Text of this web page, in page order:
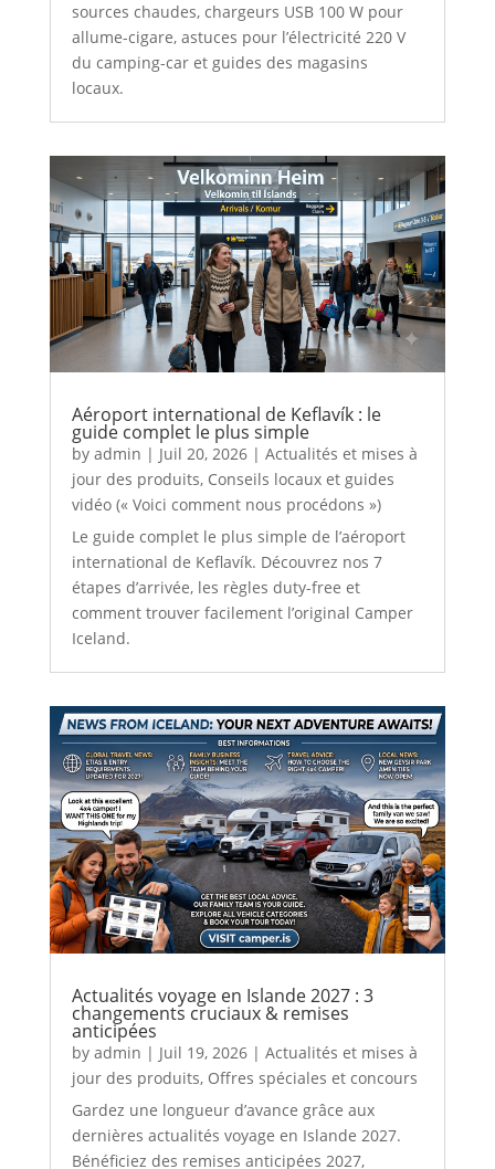
sources chaudes, chargeurs USB 100 W pour
allume-cigare, astuces pour l’électricité 220 V
du camping-car et guides des magasins
locaux.
Aéroport international de Keflavík : le
guide complet le plus simple
by admin | Juil 20, 2026| Actualités et mises à
jour des produits, Conseils locaux et guides
vidéo (« Voici comment nous procédons »)
Le guide complet le plus simple de l’aéroport
international de Keflavík. Découvrez nos 7
étapes d’arrivée, les règles duty-free et
comment trouver facilement l’original Camper
Iceland.
Actualités voyage en Islande 2027 : 3
changements cruciaux & remises
anticipées
by admin | Juil 19, 2026| Actualités et mises à
jour des produits, Offres spéciales et concours
Gardez une longueur d’avance grâce aux
dernières actualités voyage en Islande 2027.
Bénéficiez des remises anticipées 2027,